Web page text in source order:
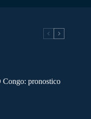
pronostico